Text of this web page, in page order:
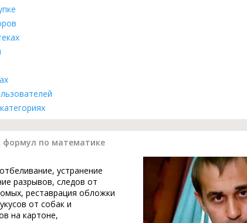
формул по математике
устранение
разрывов, следов от
реставрация обложки
от собак и
на картоне,